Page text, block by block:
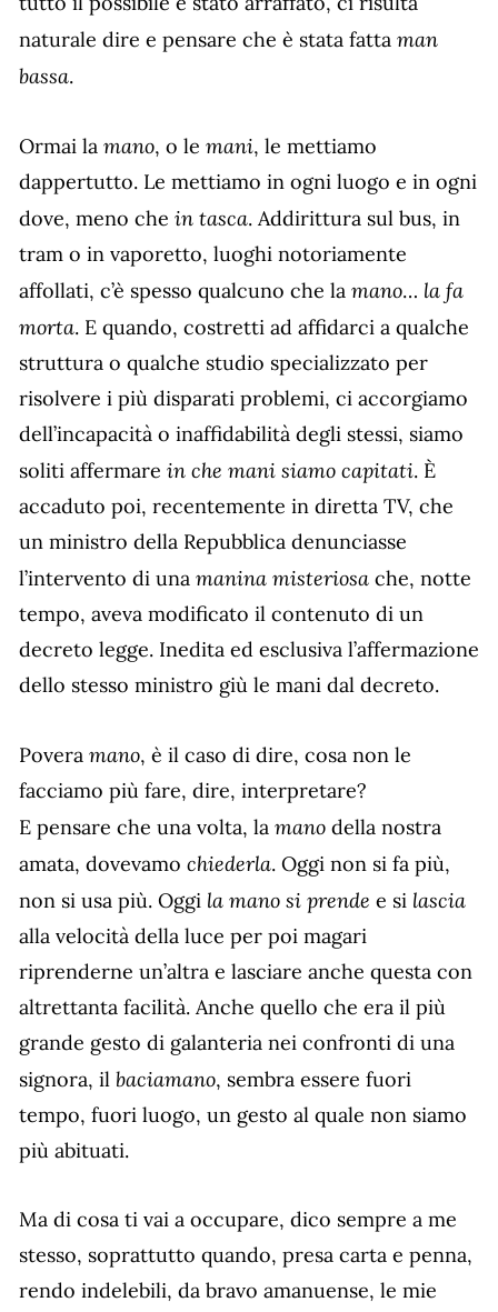
naturale dire e pensare che è stata fatta man
bassa.
Ormai la mano, o le mani, le mettiamo
dappertutto. Le mettiamo in ogni luogo e in ogni
dove, meno che in tasca. Addirittura sul bus, in
tram o in vaporetto, luoghi notoriamente
affollati, c’è spesso qualcuno che la mano… la fa
morta. E quando, costretti ad affidarci a qualche
struttura o qualche studio specializzato per
risolvere i più disparati problemi, ci accorgiamo
dell’incapacità o inaffidabilità degli stessi, siamo
soliti affermare in che mani siamo capitati. È
accaduto poi, recentemente in diretta TV, che
un ministro della Repubblica denunciasse
l’intervento di una manina misteriosa che, notte
tempo, aveva modificato il contenuto di un
decreto legge. Inedita ed esclusiva l’affermazione
dello stesso ministro giù le mani dal decreto.
Povera mano, è il caso di dire, cosa non le
facciamo più fare, dire, interpretare?
E pensare che una volta, la mano della nostra
amata, dovevamo chiederla. Oggi non si fa più,
non si usa più. Oggi la mano si prende e si lascia
alla velocità della luce per poi magari
riprenderne un’altra e lasciare anche questa con
altrettanta facilità. Anche quello che era il più
grande gesto di galanteria nei confronti di una
signora, il baciamano, sembra essere fuori
tempo, fuori luogo, un gesto al quale non siamo
più abituati.
Ma di cosa ti vai a occupare, dico sempre a me
stesso, soprattutto quando, presa carta e penna,
rendo indelebili, da bravo amanuense, le mie